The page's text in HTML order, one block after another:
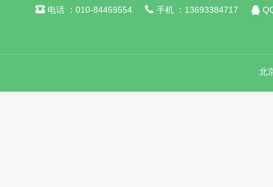
电话 ：010-84459554  手机 ：13693384717 
北